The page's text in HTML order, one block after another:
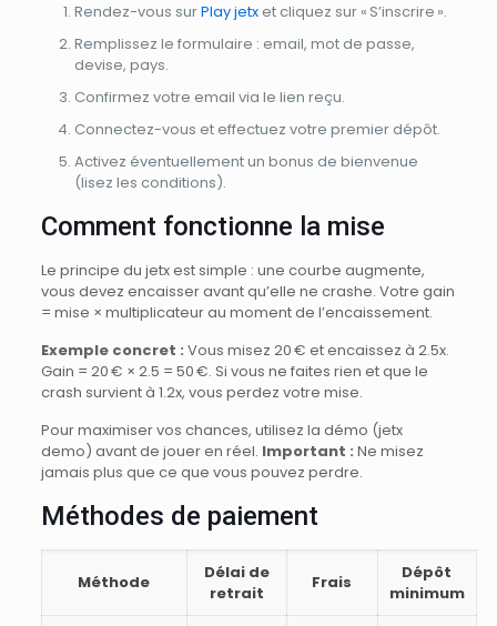
Rendez-vous surPlay jetxet cliquez sur « S’inscrire ».
Remplissez le formulaire : email, mot de passe,
devise, pays.
Confirmez votre email via le lien reçu.
Connectez-vous et effectuez votre premier dépôt.
Activez éventuellement un bonus de bienvenue
(lisez les conditions).
Comment fonctionne la mise
Le principe du jetx est simple : une courbe augmente,
vous devez encaisser avant qu’elle ne crashe. Votre gain
= mise × multiplicateur au moment de l’encaissement.
Exemple concret : Vous misez 20 € et encaissez à 2.5x.
Gain = 20 € × 2.5 = 50 €. Si vous ne faites rien et que le
crash survient à 1.2x, vous perdez votre mise.
Pour maximiser vos chances, utilisez la démo (jetx
demo) avant de jouer en réel. Important : Ne misez
jamais plus que ce que vous pouvez perdre.
Méthodes de paiement
Méthode
Délai de
retrait
Frais
Dépôt
minimum